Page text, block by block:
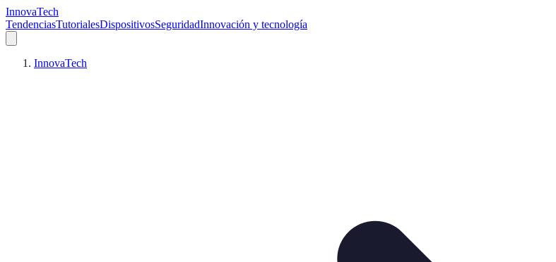
InnovaTech
TendenciasTutorialesDispositivosSeguridadInnovación y tecnología
InnovaTech